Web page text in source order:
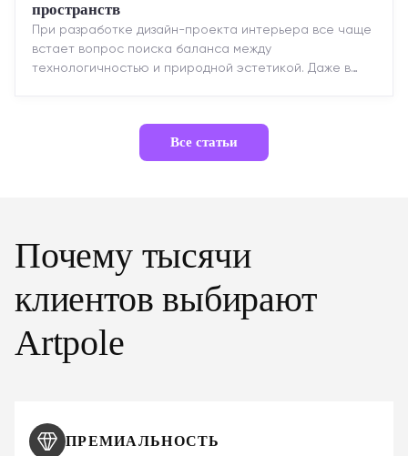
пространств
При разработке дизайн-проекта интерьера все чаще
встает вопрос поиска баланса между
технологичностью и природной эстетикой. Даже в
Все статьи
Почему тысячи
клиентов выбирают
Artpole
ПРЕМИАЛЬНОСТЬ